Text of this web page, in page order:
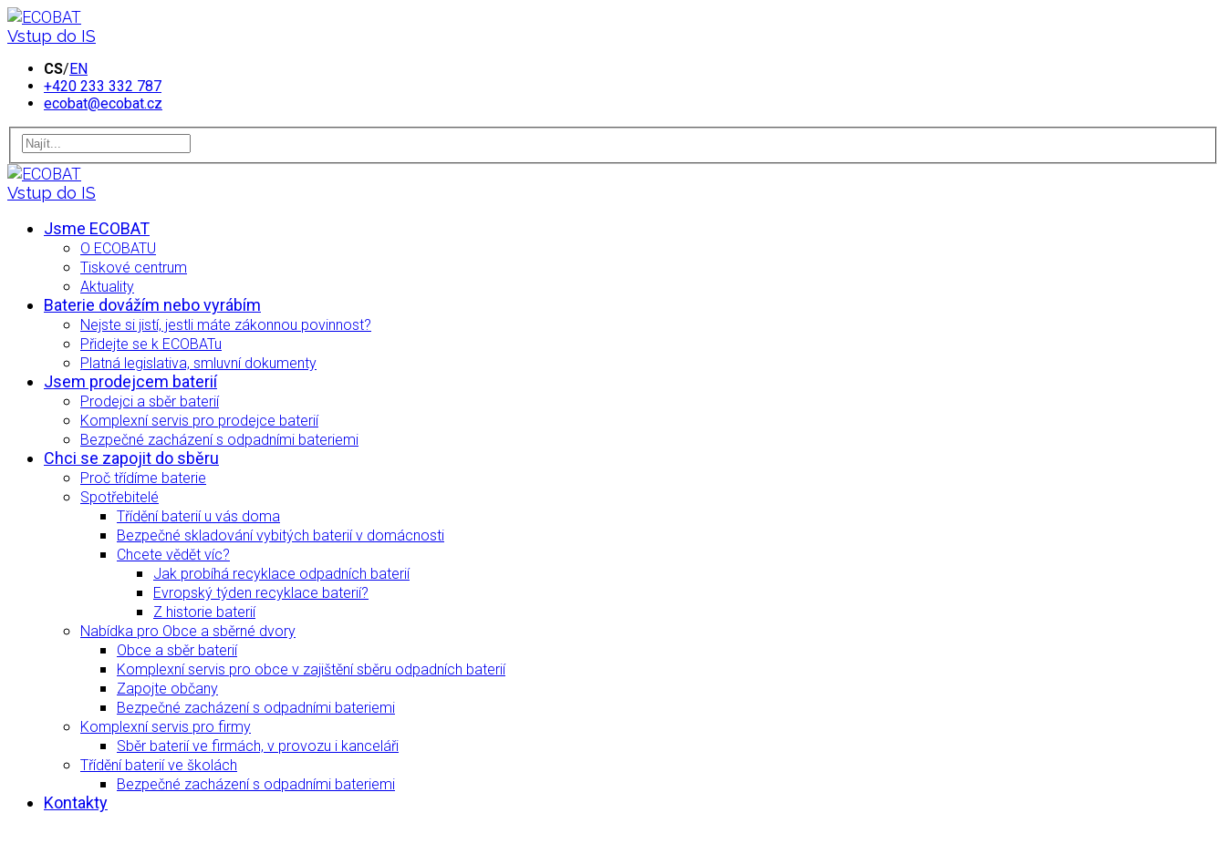
Vstup do IS
CS/EN
+420 233 332 787
ecobat@ecobat.cz
Vstup do IS
Jsme ECOBAT
O ECOBATU
Tiskové centrum
Aktuality
Baterie dovážím nebo vyrábím
Nejste si jistí, jestli máte zákonnou povinnost?
Přidejte se k ECOBATu
Platná legislativa, smluvní dokumenty
Jsem prodejcem baterií
Prodejci a sběr baterií
Komplexní servis pro prodejce baterií
Bezpečné zacházení s odpadními bateriemi
Chci se zapojit do sběru
Proč třídíme baterie
Spotřebitelé
Třídění baterií u vás doma
Bezpečné skladování vybitých baterií v domácnosti
Chcete vědět víc?
Jak probíhá recyklace odpadních baterií
Evropský týden recyklace baterií?
Z historie baterií
Nabídka pro Obce a sběrné dvory
Obce a sběr baterií
Komplexní servis pro obce v zajištění sběru odpadních baterií
Zapojte občany
Bezpečné zacházení s odpadními bateriemi
Komplexní servis pro firmy
Sběr baterií ve firmách, v provozu i kanceláři
Třídění baterií ve školách
Bezpečné zacházení s odpadními bateriemi
Kontakty